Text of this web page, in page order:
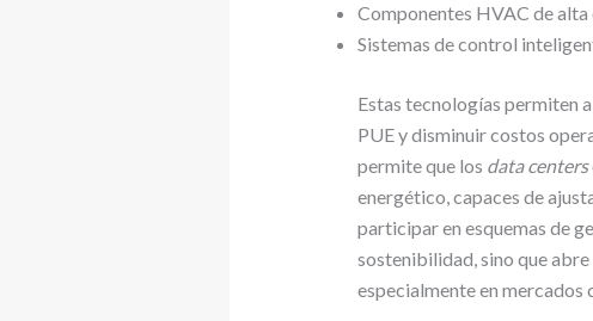
Componentes HVAC de alta
Sistemas de control
Estas tecnologías permiten
PUE y disminuir costos
permite que los data centers
energético, capaces de
participar en esquemas de
sostenibilidad, sino que
especialmente en